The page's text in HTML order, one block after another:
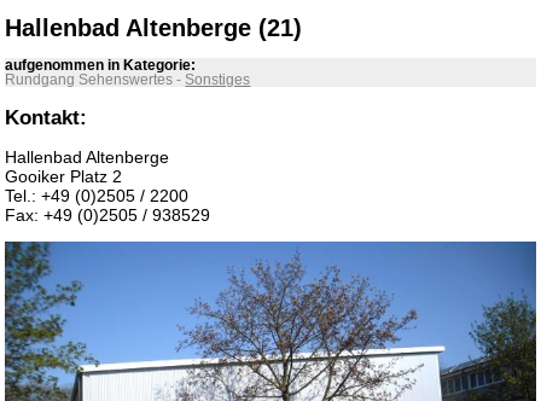
Hallenbad Altenberge (21)
aufgenommen in Kategorie:
Rundgang Sehenswertes - Sonstiges
Kontakt:
Hallenbad Altenberge
Gooiker Platz 2
Tel.: +49 (0)2505 / 2200
Fax: +49 (0)2505 / 938529